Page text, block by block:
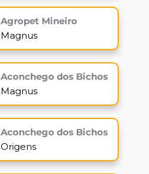
Agropet Mineiro
Magnus
Aconchego dos Bichos
Magnus
Aconchego dos Bichos
Origens